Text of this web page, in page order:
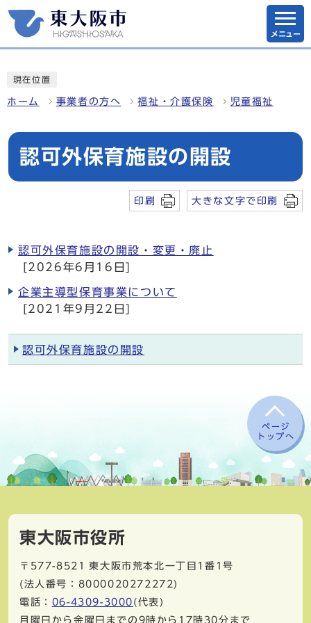
メニュー
現在位置
ホーム 事業者の方へ 福祉・介護保険 児童福祉
認可外保育施設の開設
印刷 大きな文字で印刷
認可外保育施設の開設・変更・廃止
[2026年6月16日]
企業主導型保育事業について
[2021年9月22日]
認可外保育施設の開設
ページ
トップへ
東大阪市役所
〒577-8521
東大阪市荒本北一丁目1番1号
(法人番号：8000020272272)
電話： 06-4309-3000 (代表)
月曜日から金曜日までの9時から17時30分まで